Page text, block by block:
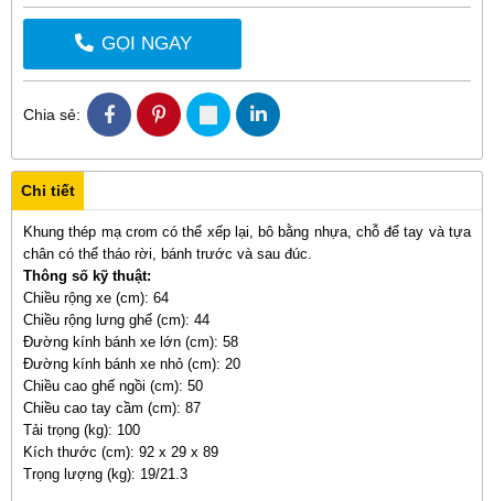
GỌI NGAY
Chia sẻ:
Chi tiết
Khung thép mạ crom có thể xếp lại, bô bằng nhựa, chỗ để tay và tựa
chân có thể tháo rời, bánh trước và sau đúc.
Thông số kỹ thuật:
Chiều rộng xe (cm): 64
Chiều rộng lưng ghế (cm): 44
Đường kính bánh xe lớn (cm): 58
Đường kính bánh xe nhỏ (cm): 20
Chiều cao ghế ngồi (cm): 50
Chiều cao tay cầm (cm): 87
Tải trọng (kg): 100
Kích thước (cm): 92 x 29 x 89
Trọng lượng (kg): 19/21.3